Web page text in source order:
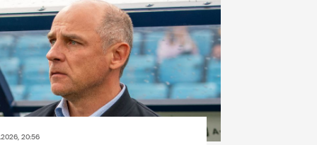
20:56